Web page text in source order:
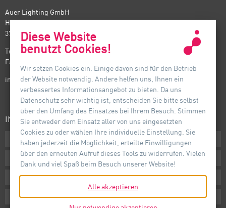
Auer Lighting GmbH
Hildesheimer Straße 35
37581 Bad Gandersheim
Telefon: +49(0) 5382 701 · 0
Fax: +49(0) 5382 701 · 297
info@auer-lighting.com
INFORMATIONEN
Downloads
AGB
Impressum
Datenschutz
Diese Website
benutzt Cookies!
Wir setzen Cookies ein. Einige davon sind für den Betrieb
der Website notwendig. Andere helfen uns, Ihnen ein
verbessertes Informationsangebot zu bieten. Da uns
Datenschutz sehr wichtig ist, entscheiden Sie bitte selbst
über den Umfang des Einsatzes bei Ihrem Besuch. Stimmen
Sie entweder dem Einsatz aller von uns eingesetzten
Cookies zu oder wählen Ihre individuelle Einstellung. Sie
haben jederzeit die Möglichkeit, erteilte Einwilligungen
über den erneuten Aufruf dieses Tools zu widerrufen. Vielen
Dank und viel Spaß beim Besuch unserer Website!
Alle akzeptieren